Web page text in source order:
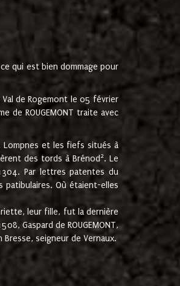
qui est bien dommage pour
Val de Rogemont le 05 février
de ROUGEMONT traite avec
Lompnes et les fiefs situés à
des tords à Brénod 2. Le
Par lettres patentes du
patibulaires. Où étaient-elles
leur fille, fut la dernière
Gaspard de ROUGEMONT,
seigneur de Vernaux.